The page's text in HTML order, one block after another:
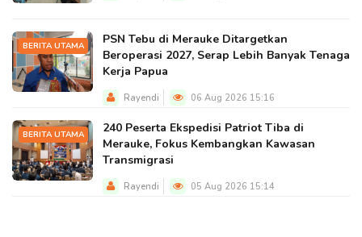
BERITA UTAMA
PSN Tebu di Merauke Ditargetkan
Beroperasi 2027, Serap Lebih Banyak Tenaga
Kerja Papua
Rayendi 06 Aug 2026 15:16
BERITA UTAMA
240 Peserta Ekspedisi Patriot Tiba di
Merauke, Fokus Kembangkan Kawasan
Transmigrasi
Rayendi 05 Aug 2026 15:14